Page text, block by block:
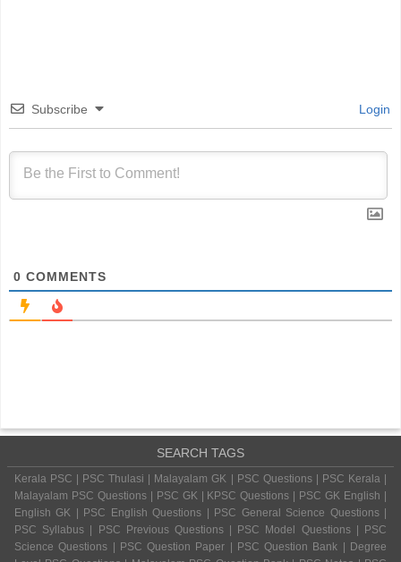
Subscribe Login
0 COMMENTS
SEARCH TAGS
Kerala PSC | PSC Thulasi | Malayalam GK | PSC Questions | PSC Kerala |
Malayalam PSC Questions | PSC GK | KPSC Questions | PSC GK English |
English GK | PSC English Questions | PSC General Science Questions |
PSC Syllabus | PSC Previous Questions | PSC Model Questions | PSC
Science Questions | PSC Question Paper | PSC Question Bank | Degree